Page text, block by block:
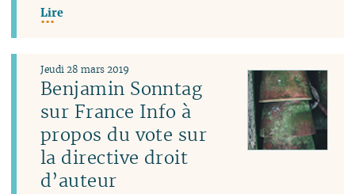
Lire
Benjamin Sonntag
sur France Info à
propos du vote sur
la directive droit
d’auteur
Jeudi 28 mars 2019